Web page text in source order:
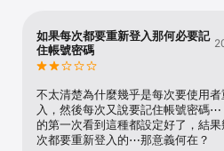
當天顯示生日祝福畫面。
7. 提供監理會員查詢駕照和擁有車輛
住居所/就業處所地址設定。
8. 推播監理訊息給監理會員，並可將
曆；生日當天推播生日祝福。
9. 首頁結合 GPS 定位功能，顯示附近
10. 快速查詢各區監理所站及窗口等待
11. 提供遊覽車即時動態與車輛資訊。
如果每次都要重新登入那何必要記
住帳號密碼
不太清楚為什麼幾乎是每次要使用
入，然後每次又說要記住帳號密碼⋯
的第一次看到這種都設定好了，結
次都要重新登入的⋯那意義何在？